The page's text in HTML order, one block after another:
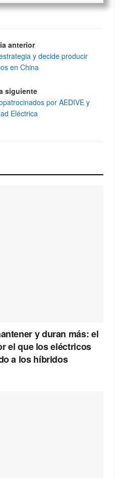
anterior
y decide producir
en China
siguiente
por AEDIVE y
Eléctrica
y duran más: el
el que los eléctricos
a los híbridos